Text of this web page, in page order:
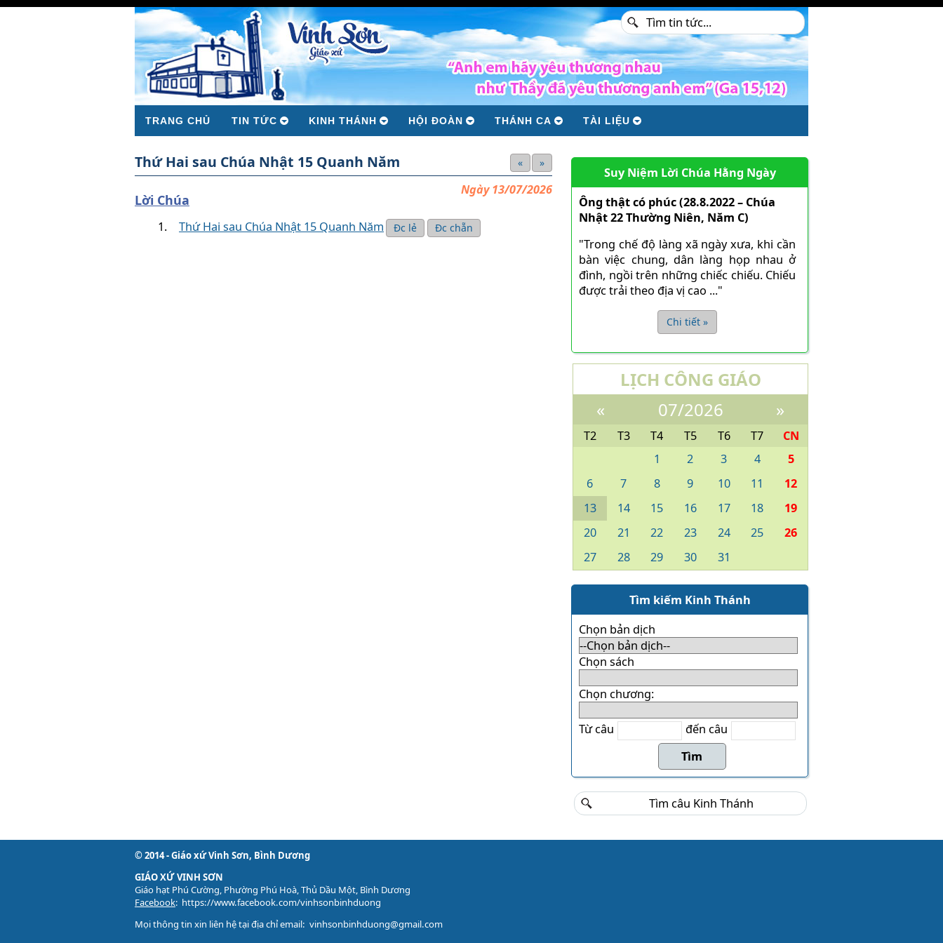
TRANG CHỦ TIN TỨC KINH THÁNH HỘI ĐOÀN THÁNH CA TÀI LIỆU
Thứ Hai sau Chúa Nhật 15 Quanh Năm »
«
Ngày 13/07/2026
Lời Chúa
Thứ Hai sau Chúa Nhật 15 Quanh Năm Đc chẵn
Đc lẻ
Suy Niệm Lời Chúa Hằng Ngày
Ông thật có phúc (28.8.2022 – Chúa
Nhật 22 Thường Niên, Năm C)
"Trong chế độ làng xã ngày xưa, khi cần
bàn việc chung, dân làng họp nhau ở
đình, ngồi trên những chiếc chiếu. Chiếu
được trải theo địa vị cao ..."
Chi tiết »
LỊCH CÔNG GIÁO
«
07/2026 »
T2 T3 T4 T5 T6 T7
CN
1
2 3 4
5
6
7 8 9 10 11
12
13
14 15 16 17 18
19
20
21 22 23 24 25
26
27
28 29 30 31
Tìm kiếm Kinh Thánh
Chọn bản dịch
Chọn sách
Chọn chương:
Từ câu đến câu
© 2014 - Giáo xứ Vinh Sơn, Bình Dương
GIÁO XỨ VINH SƠN
Giáo hạt Phú Cường, Phường Phú Hoà, Thủ Dầu Một, Bình Dương
Facebook: https://www.facebook.com/vinhsonbinhduong
Mọi thông tin xin liên hệ tại địa chỉ email: vinhsonbinhduong@gmail.com